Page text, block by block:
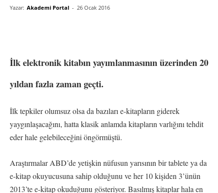
Yazar: Akademi Portal - 26 Ocak 2016
İlk elektronik kitabın yayımlanmasının üzerinden 20
yıldan fazla zaman geçti.
İlk tepkiler olumsuz olsa da bazıları e-kitapların giderek
yaygınlaşacağını, hatta klasik anlamda kitapların varlığını tehdit
eder hale gelebileceğini öngörmüştü.
Araştırmalar ABD’de yetişkin nüfusun yarısının bir tablete ya da
e-kitap okuyucusuna sahip olduğunu ve her 10 kişiden 3’ünün
2013’te e-kitap okuduğunu gösteriyor. Basılmış kitaplar hala en